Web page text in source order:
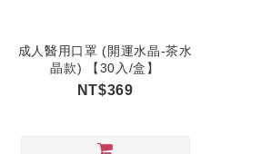
成人醫用口罩 (開運水晶-茶水
晶款) 【30入/盒】
NT$369